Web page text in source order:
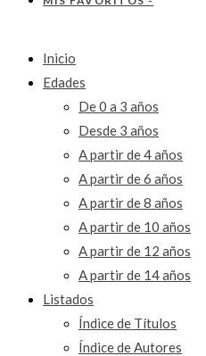
Inicio
Edades
De 0 a 3 años
Desde 3 años
A partir de 4 años
A partir de 6 años
A partir de 8 años
A partir de 10 años
A partir de 12 años
A partir de 14 años
Listados
Índice de Títulos
Índice de Autores